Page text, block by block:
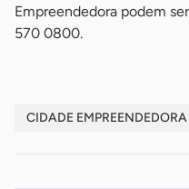
Empreendedora podem
570 0800.
CIDADE EMPREENDEDORA